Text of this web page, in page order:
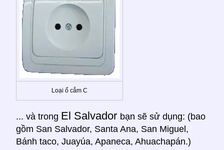
Loại ổ cắm C
... và trong El Salvador bạn sẽ sử dụng: (bao
gồm San Salvador, Santa Ana, San Miguel,
Bánh taco, Juayúa, Apaneca, Ahuachapán.)